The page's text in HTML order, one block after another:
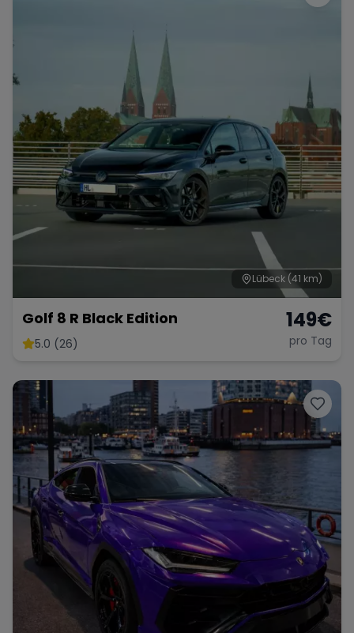
Lübeck (41 km)
Golf 8 R Black Edition
5.0 (26)
149€
pro Tag